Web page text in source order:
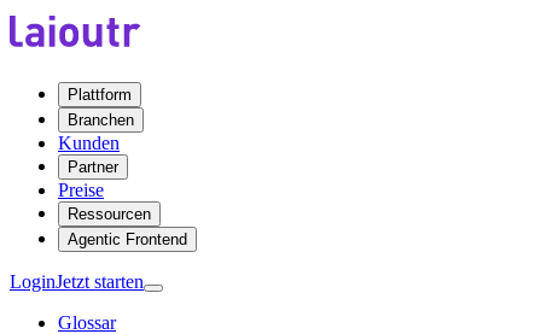
Plattform
Branchen
Kunden
Partner
Preise
Ressourcen
Agentic Frontend
LoginJetzt starten
Glossar